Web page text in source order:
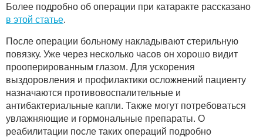
Более подробно об операции при катаракте рассказано
в этой статье.
После операции больному накладывают стерильную
повязку. Уже через несколько часов он хорошо видит
прооперированным глазом. Для ускорения
выздоровления и профилактики осложнений пациенту
назначаются противовоспалительные и
антибактериальные капли. Также могут потребоваться
увлажняющие и гормональные препараты. О
реабилитации после таких операций подробно